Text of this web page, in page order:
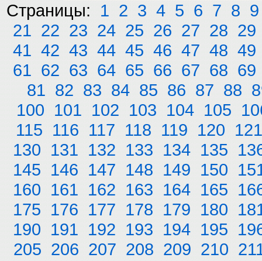
Страницы: 1 2 3 4 5 6 7 8 9
21 22 23 24 25 26 27 28 29
41 42 43 44 45 46 47 48 49
61 62 63 64 65 66 67 68 69
81 82 83 84 85 86 87 88
100 101 102 103 104 105
115 116 117 118 119 120 121
130 131 132 133 134 135
145 146 147 148 149 150
160 161 162 163 164 165
175 176 177 178 179 180
190 191 192 193 194 195
205 206 207 208 209 210